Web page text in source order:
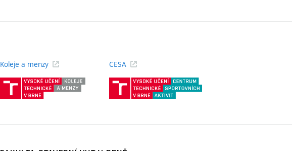
Koleje a menzy
(externí
CESA